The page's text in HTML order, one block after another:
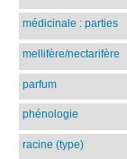
médicinale : parties
mellifère/nectarifère
parfum
phénologie
racine (type)